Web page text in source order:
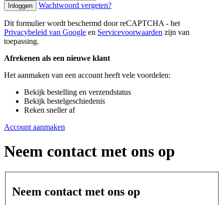
Inloggen Wachtwoord vergeten?
Dit formulier wordt beschermd door reCAPTCHA - het
Privacybeleid van Google en Servicevoorwaarden zijn van
toepassing.
Afrekenen als een nieuwe klant
Het aanmaken van een account heeft vele voordelen:
Bekijk bestelling en verzendstatus
Bekijk bestelgeschiedenis
Reken sneller af
Account aanmaken
Neem contact met ons op
Neem contact met ons op